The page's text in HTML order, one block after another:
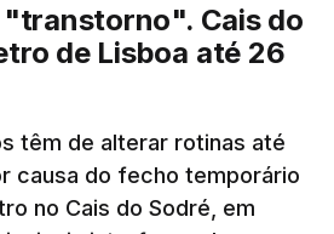
sido menos intensas do que
junho, a sequência geral de
maio permanece excecional
recente relatório do
Cais do
de Lisboa até 26
têm de alterar rotinas até
causa do fecho temporário
no Cais do Sodré, em